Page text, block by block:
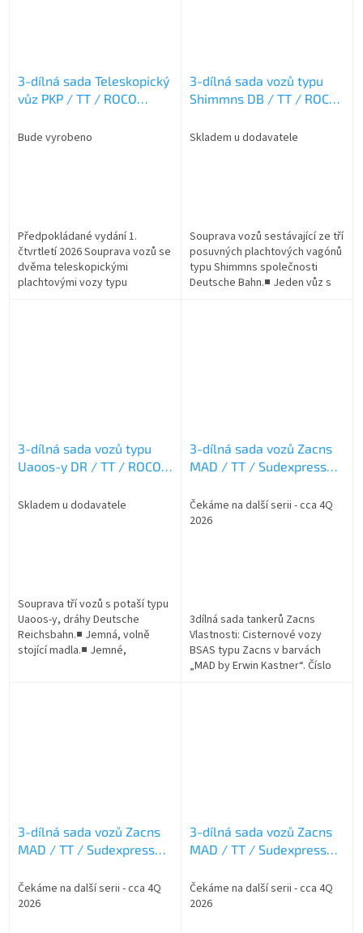
3-dílná sada Teleskopický
vůz PKP / TT / ROCO
Bude vyrobeno
Předpokládané vydání 1.
čtvrtletí 2026 Souprava vozů se
dvěma teleskopickými
plachtovými vozy typu
3-dílná sada vozů typu
Shimmns DB / TT / ROCO
Skladem u dodavatele
Souprava vozů sestávající ze tří
posuvných plachtových vagónů
typu Shimmns společnosti
Deutsche Bahn.■ Jeden vůz s
3-dílná sada vozů typu
Uaoos-y DR / TT / ROCO
Skladem u dodavatele
Souprava tří vozů s potaší typu
Uaoos-y, dráhy Deutsche
Reichsbahn.■ Jemná, volně
stojící madla.■ Jemné,
3-dílná sada vozů Zacns
MAD / TT / Sudexpress
Čekáme na další serii - cca 4Q
2026
3dílná sada tankerů Zacns
Vlastnosti: Cisternové vozy
BSAS typu Zacns v barvách
„MAD by Erwin Kastner“. Číslo
3-dílná sada vozů Zacns
MAD / TT / Sudexpress
Čekáme na další serii - cca 4Q
2026
3-dílná sada vozů Zacns
MAD / TT / Sudexpress
Čekáme na další serii - cca 4Q
2026